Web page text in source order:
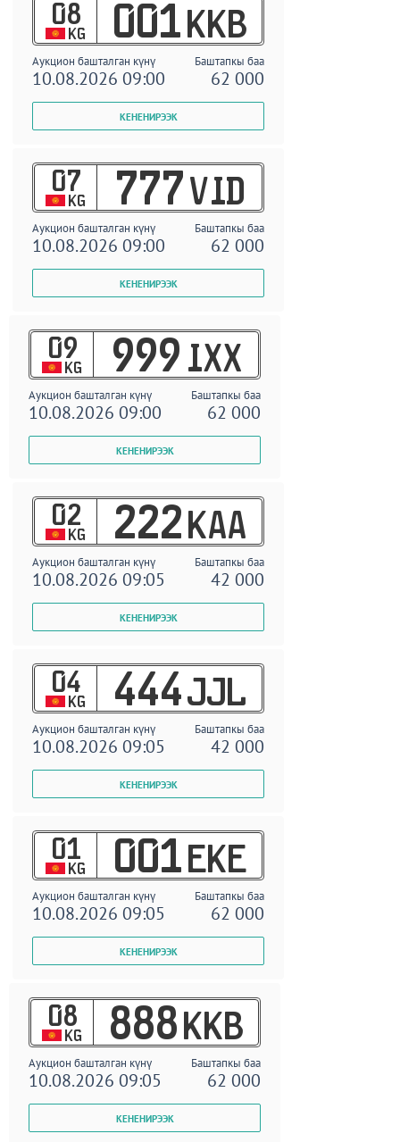
08
KG 001 KKB
Аукцион башталган күнү Баштапкы баа
10.08.2026 09:00 62 000
07
KG 777 VID
Аукцион башталган күнү Баштапкы баа
10.08.2026 09:00 62 000
09
KG 999 IXX
Аукцион башталган күнү Баштапкы баа
10.08.2026 09:00 62 000
02
KG 222 KAA
Аукцион башталган күнү Баштапкы баа
10.08.2026 09:05 42 000
04
KG 444 JJL
Аукцион башталган күнү Баштапкы баа
10.08.2026 09:05 42 000
01
KG 001 EKE
Аукцион башталган күнү Баштапкы баа
10.08.2026 09:05 62 000
08
KG 888 KKB
Аукцион башталган күнү Баштапкы баа
10.08.2026 09:05 62 000